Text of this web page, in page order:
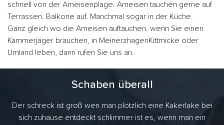
schnell von der Ameisenplage. Ameisen tauchen gerne auf
Terrassen. Balkone auf. Manchmal sogar in der Küche.
Ganz gleich wo die Ameisen auftauchen. wenn Sie einen
Kammerjäger brauchen, in MeinerzhagenKittmicke oder
Umland leben, dann rufen Sie uns an.
Schaben überall
Der schreck ist groß wen man plötzlich eine Kakerlake bei
sich zuhause entdeckt schlimmer ist es, wenn man ein